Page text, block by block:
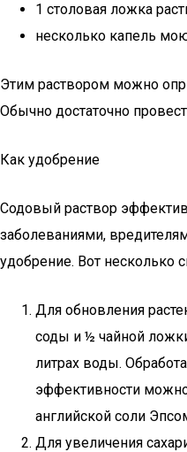
1 столовая ложка
несколько капель
Этим раствором можно
Обычно достаточно
Как удобрение
Содовый раствор
заболеваниями,
удобрение. Вот несколько
Для обновления
соды и ½ чайной
литрах воды.
эффективности
английской соли
Для увеличения